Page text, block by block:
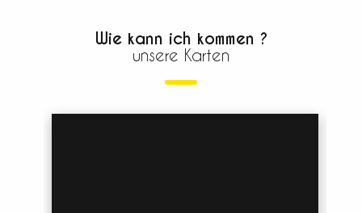
Wie kann ich kommen ?
unsere Karten